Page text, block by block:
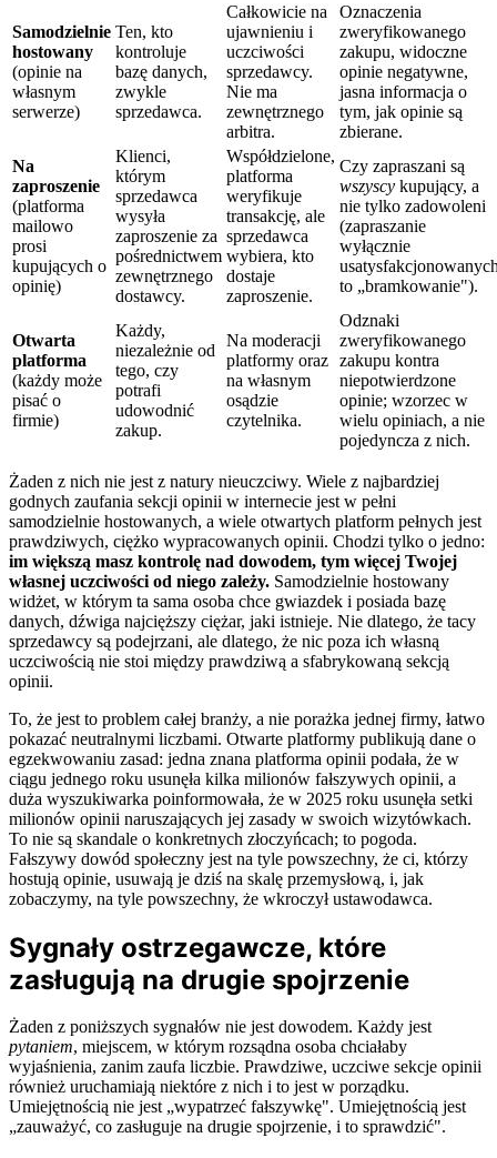
Samodzielnie
hostowany
(opinie na
własnym
serwerze)
Ten, kto
kontroluje
bazę danych,
zwykle
sprzedawca.
Całkowicie na
ujawnieniu i
uczciwości
sprzedawcy.
Nie ma
zewnętrznego
arbitra.
Oznaczenia
zweryfikowanego
zakupu, widoczne
opinie negatywne,
jasna informacja o
tym, jak opinie są
zbierane.
Na
zaproszenie
(platforma
mailowo
prosi
kupujących o
opinię)
Klienci,
którym
sprzedawca
wysyła
zaproszenie za
pośrednictwem
zewnętrznego
dostawcy.
Współdzielone,
platforma
weryfikuje
transakcję, ale
sprzedawca
wybiera, kto
dostaje
zaproszenie.
Czy zapraszani są
wszyscy kupujący, a
nie tylko zadowoleni
(zapraszanie
wyłącznie
to „bramkowanie").
Otwarta
platforma
(każdy może
pisać o
firmie)
Każdy,
niezależnie od
tego, czy
potrafi
udowodnić
zakup.
Na moderacji
platformy oraz
na własnym
osądzie
czytelnika.
Odznaki
zweryfikowanego
zakupu kontra
niepotwierdzone
opinie; wzorzec w
wielu opiniach, a nie
pojedyncza z nich.
Żaden z nich nie jest z natury nieuczciwy. Wiele z najbardziej
godnych zaufania sekcji opinii w internecie jest w pełni
samodzielnie hostowanych, a wiele otwartych platform pełnych jest
prawdziwych, ciężko wypracowanych opinii. Chodzi tylko o jedno:
im większą masz kontrolę nad dowodem, tym więcej Twojej
własnej uczciwości od niego zależy. Samodzielnie hostowany
widżet, w którym ta sama osoba chce gwiazdek i posiada bazę
danych, dźwiga najcięższy ciężar, jaki istnieje. Nie dlatego, że tacy
sprzedawcy są podejrzani, ale dlatego, że nic poza ich własną
uczciwością nie stoi między prawdziwą a sfabrykowaną sekcją
opinii.
To, że jest to problem całej branży, a nie porażka jednej firmy, łatwo
pokazać neutralnymi liczbami. Otwarte platformy publikują dane o
egzekwowaniu zasad: jedna znana platforma opinii podała, że w
ciągu jednego roku usunęła kilka milionów fałszywych opinii, a
duża wyszukiwarka poinformowała, że w 2025 roku usunęła setki
milionów opinii naruszających jej zasady w swoich wizytówkach.
To nie są skandale o konkretnych złoczyńcach; to pogoda.
Fałszywy dowód społeczny jest na tyle powszechny, że ci, którzy
hostują opinie, usuwają je dziś na skalę przemysłową, i, jak
zobaczymy, na tyle powszechny, że wkroczył ustawodawca.
Sygnały ostrzegawcze, które
zasługują na drugie spojrzenie
Żaden z poniższych sygnałów nie jest dowodem. Każdy jest
pytaniem, miejscem, w którym rozsądna osoba chciałaby
wyjaśnienia, zanim zaufa liczbie. Prawdziwe, uczciwe sekcje opinii
również uruchamiają niektóre z nich i to jest w porządku.
Umiejętnością nie jest „wypatrzeć fałszywkę". Umiejętnością jest
„zauważyć, co zasługuje na drugie spojrzenie, i to sprawdzić".